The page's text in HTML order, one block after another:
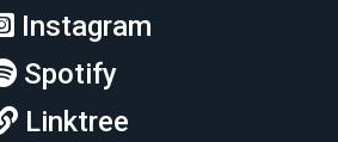
Instagram
Spotify
Linktree